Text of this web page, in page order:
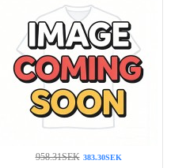
958.31SEK 383.30SEK